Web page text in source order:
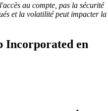
au compte, pas la sécurité
et la volatilité peut impacter la
Incorporated en